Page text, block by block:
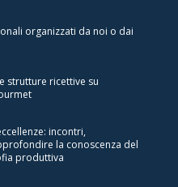
organizzati da noi o dai
strutture ricettive su
incontri,
la conoscenza del
produttiva